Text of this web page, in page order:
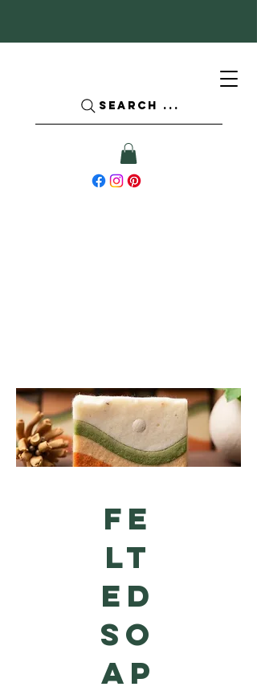
SEARCH ...
FE
LT
ED
SO
AP